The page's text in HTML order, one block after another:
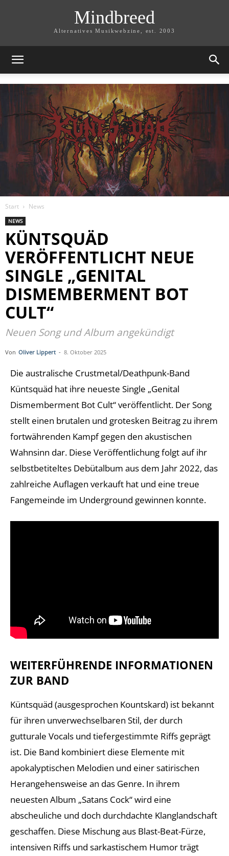
Mindbreed
Alternatives Musikwebzine, est. 2003
Start News
NEWS
KÜNTSQUÄD
VERÖFFENTLICHT NEUE
SINGLE „GENITAL
DISMEMBERMENT BOT
CULT“
Neuen Song und Album angekündigt
Von Oliver Lippert - 8. Oktober 2025
Die australische Crustmetal/Deathpunk-Band
Küntsquäd hat ihre neueste Single „Genital
Dismemberment Bot Cult“ veröffentlicht. Der Song
stellt einen brutalen und grotesken Beitrag zu ihrem
fortwährenden Kampf gegen den akustischen
Wahnsinn dar. Diese Veröffentlichung folgt auf ihr
selbstbetiteltes Debütalbum aus dem Jahr 2022, das
zahlreiche Auflagen verkauft hat und eine treue
Fangemeinde im Underground gewinnen konnte.
WEITERFÜHRENDE INFORMATIONEN
ZUR BAND
Küntsquäd (ausgesprochen Kountskard) ist bekannt
für ihren unverwechselbaren Stil, der durch
gutturale Vocals und tiefergestimmte Riffs geprägt
ist. Die Band kombiniert diese Elemente mit
apokalyptischen Melodien und einer satirischen
Herangehensweise an das Genre. In ihrem
neuesten Album „Satans Cock“ wird eine
abscheuliche und doch durchdachte Klanglandschaft
geschaffen. Diese Mischung aus Blast-Beat-Fürze,
intensiven Riffs und sarkastischem Humor trägt